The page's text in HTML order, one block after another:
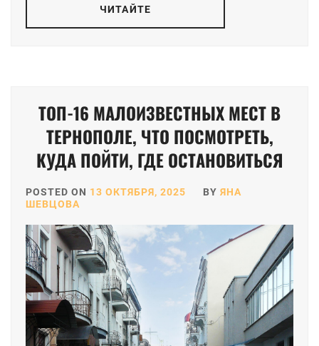
ЧИТАЙТЕ
ТОП-16 МАЛОИЗВЕСТНЫХ МЕСТ В
ТЕРНОПОЛЕ, ЧТО ПОСМОТРЕТЬ,
КУДА ПОЙТИ, ГДЕ ОСТАНОВИТЬСЯ
POSTED ON 13 ОКТЯБРЯ, 2025 BY ЯНА
ШЕВЦОВА